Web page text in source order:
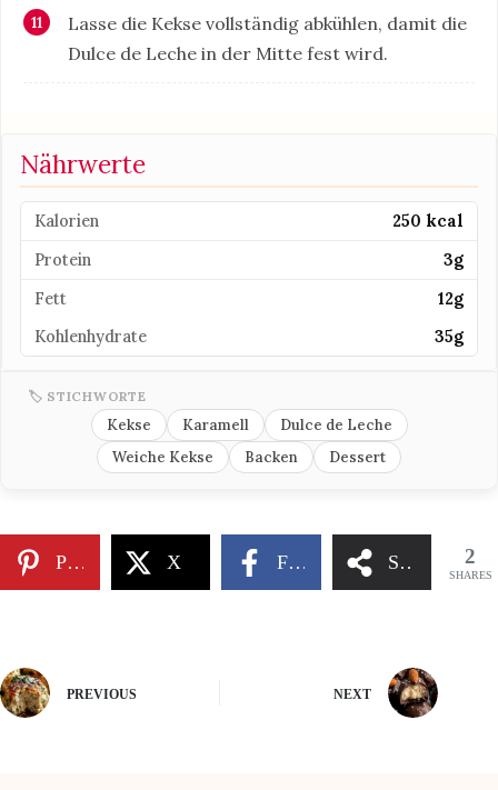
Lasse die Kekse vollständig abkühlen, damit die
Dulce de Leche in der Mitte fest wird.
Nährwerte
Kalorien
250 kcal
Protein
3g
Fett
12g
Kohlenhydrate
35g
🏷 STICHWORTE
Kekse Karamell
Dulce de Leche
Weiche Kekse
Backen Dessert
Pinterest X Facebook Share 2
SHARES
PREVIOUS NEXT